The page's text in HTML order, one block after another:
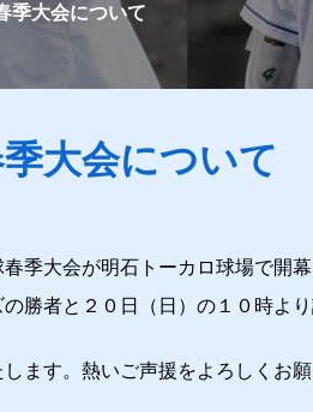
季大会について
大会について
季大会が明石トーカロ球場で開
勝者と２０日（日）の１０時より
ます。熱いご声援をよろしくお願